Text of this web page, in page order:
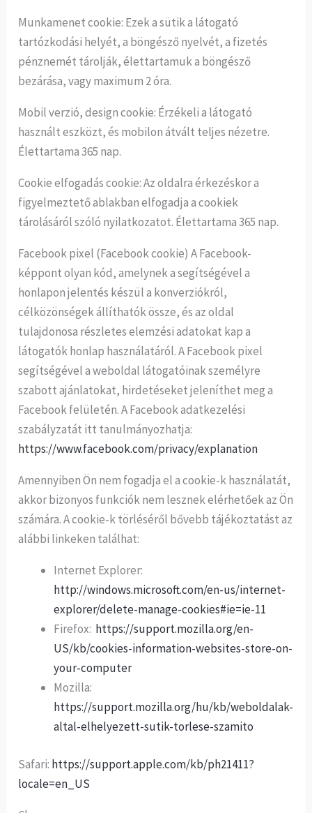
Munkamenet cookie: Ezek a sütik a látogató
tartózkodási helyét, a böngésző nyelvét, a fizetés
pénznemét tárolják, élettartamuk a böngésző
bezárása, vagy maximum 2 óra.
Mobil verzió, design cookie: Érzékeli a látogató
használt eszközt, és mobilon átvált teljes nézetre.
Élettartama 365 nap.
Cookie elfogadás cookie: Az oldalra érkezéskor a
figyelmeztető ablakban elfogadja a cookiek
tárolásáról szóló nyilatkozatot. Élettartama 365 nap.
Facebook pixel (Facebook cookie) A Facebook-
képpont olyan kód, amelynek a segítségével a
honlapon jelentés készül a konverziókról,
célközönségek állíthatók össze, és az oldal
tulajdonosa részletes elemzési adatokat kap a
látogatók honlap használatáról. A Facebook pixel
segítségével a weboldal látogatóinak személyre
szabott ajánlatokat, hirdetéseket jeleníthet meg a
Facebook felületén. A Facebook adatkezelési
szabályzatát itt tanulmányozhatja:
https://www.facebook.com/privacy/explanation
Amennyiben Ön nem fogadja el a cookie-k használatát,
akkor bizonyos funkciók nem lesznek elérhetőek az Ön
számára. A cookie-k törléséről bővebb tájékoztatást az
alábbi linkeken találhat:
Internet Explorer:
http://windows.microsoft.com/en-us/internet-
explorer/delete-manage-cookies#ie=ie-11
Firefox: https://support.mozilla.org/en-
US/kb/cookies-information-websites-store-on-
your-computer
Mozilla:
https://support.mozilla.org/hu/kb/weboldalak-
altal-elhelyezett-sutik-torlese-szamito
Safari: https://support.apple.com/kb/ph21411?
locale=en_US